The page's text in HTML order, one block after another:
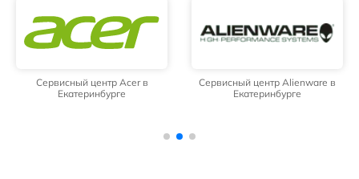
Сервисный центр Acer в
Екатеринбурге
Сервисный центр Alienware в
Екатеринбурге